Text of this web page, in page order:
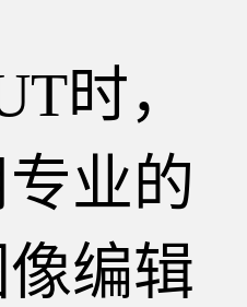
时，
业的
编辑